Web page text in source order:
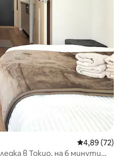
Средна
4,89 (72)
в Токио, на 6 минути